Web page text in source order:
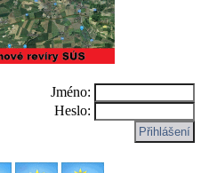
Jméno:
Heslo: